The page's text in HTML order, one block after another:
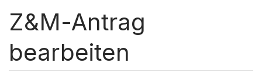
Z&M-Antrag
bearbeiten